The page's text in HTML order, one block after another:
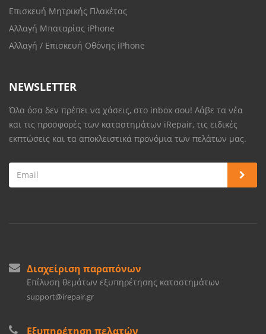
Επισκευή Μητρικής Πλακέτας
Αλλαγή Μπαταρίας iPhone
Αλλαγή / Επισκευή Οθόνης iPhone
NEWSLETTER
Όλα όσα δεν πρέπει να χάσεις, στο inbox σου! Λάβε τα νέα
και τις προσφορές των καταστημάτων iRepair, τις ειδικές
εκπτώσεις και τα αποκλειστικά προνόμια των πελάτων μας.
Διαχείριση παραπόνων
Επίλυση θεμάτων εξυπηρέτησης καταστημάτων
support@irepair.gr
Εξυπηρέτηση πελατών